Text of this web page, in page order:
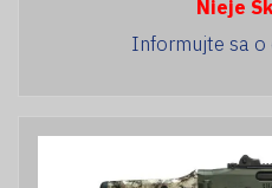
Nieje
Informujte sa o